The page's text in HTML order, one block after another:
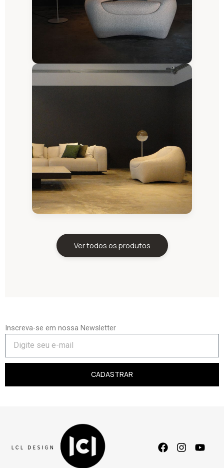
Ver todos os produtos
Inscreva-se em nossa Newsletter
CADASTRAR